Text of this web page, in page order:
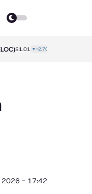
▼-2.70%
2026 - 17:42